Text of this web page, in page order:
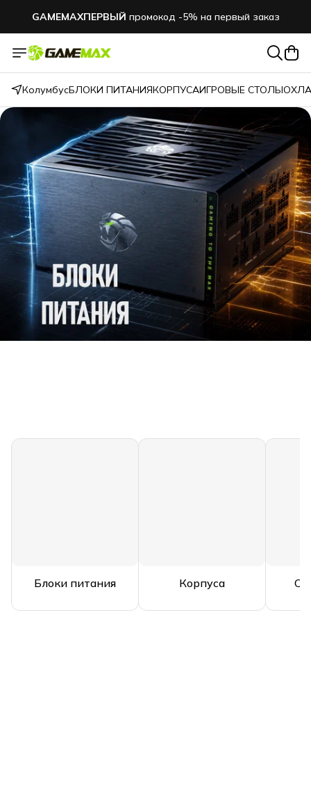
GAMEMAXПЕРВЫЙ промокод -5% на первый заказ
КолумбусБЛОКИ ПИТАНИЯКОРПУСАИГРОВЫЕ СТОЛЫ
Блоки питания Корпуса